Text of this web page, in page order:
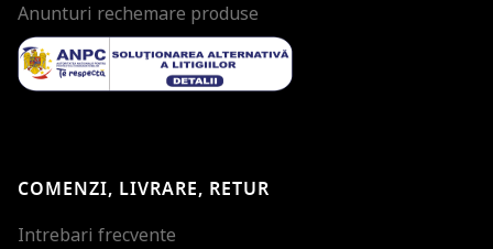
Anunturi rechemare produse
COMENZI, LIVRARE, RETUR
Intrebari frecvente